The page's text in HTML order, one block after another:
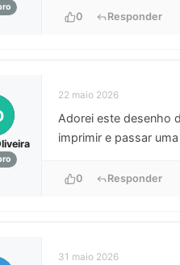
0 Responder
22 maio 2026
Adorei este desenho
imprimir e passar
0 Responder
31 maio 2026